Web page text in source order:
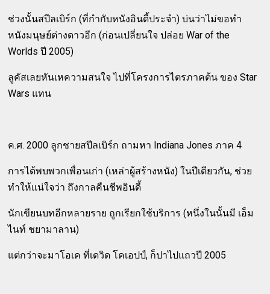
ช่วงนั้นสปีลเบิร์ก (ที่กำกับหนังอินดี้ประจำ) บ่นว่าไม่ขอทำ
หนังมนุษย์ต่างดาวอีก (ก่อนเปลี่ยนใจ ปล่อย War of the
Worlds ปี 2005)
ลูคัสเลยหันเหความสนใจ ไปที่โครงการไตรภาคต้น ของ Star
Wars แทน
ค.ศ. 2000 ลูกชายสปีลเบิร์ก ถามหา Indiana Jones ภาค 4
การได้พบพวกเพื่อนเก่า (เหล่าผู้สร้างหนัง) ในปีเดียวกัน, ช่วย
ทำให้แน่ใจว่า ถึงกาลคืนชีพอินดี้
นักเขียนบทอีกหลายราย ถูกเรียกใช้บริการ (หนึ่งในนั้นมี เอ็ม
ไนท์ ชยามาลาน)
แต่กว่าจะมาโอเค ที่เดวิด โคเอปป์, ก็ปาไปแถวปี 2005